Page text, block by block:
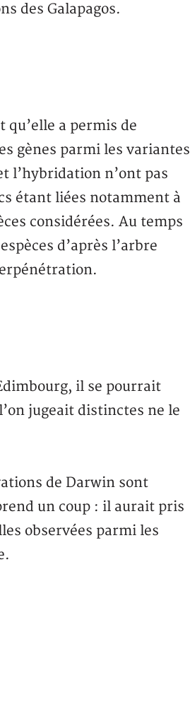
des Galapagos.
qu’elle a permis de
gènes parmi les variantes
l’hybridation n’ont pas
étant liées notamment à
considérées. Au temps
d’après l’arbre
il se pourrait
jugeait distinctes ne le
de Darwin sont
un coup : il aurait pris
observées parmi les